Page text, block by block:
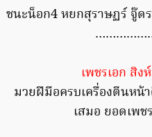
ชนะน็อก4 หยกสุราษฏร์ จู๊ด
เพชรเอก สิ
มวยฝีมือครบเครื่องตีนห
เสมอ ยอดเพ